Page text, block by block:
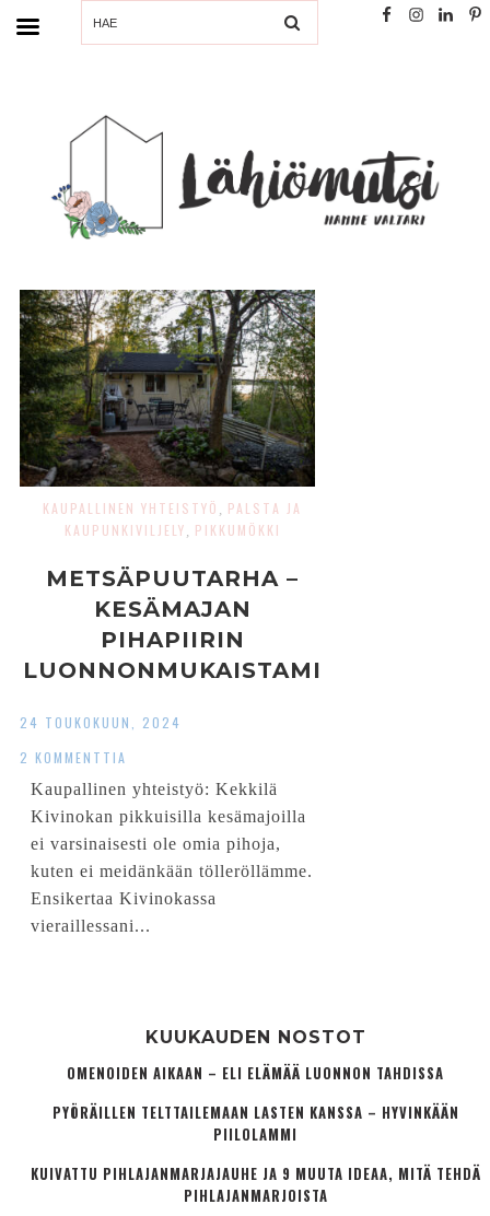
SEARCH
KAUPALLINEN YHTEISTYÖ
PALSTA JA
KAUPUNKIVILJELY
PIKKUMÖKKI
METSÄPUUTARHA –
KESÄMAJAN
PIHAPIIRIN
LUONNONMUKAISTAMI
24 TOUKOKUUN, 2024
2 KOMMENTTIA
Kaupallinen yhteistyö: Kekkilä
Kivinokan pikkuisilla kesämajoilla
ei varsinaisesti ole omia pihoja,
kuten ei meidänkään tölleröllämme.
Ensikertaa Kivinokassa
vieraillessani...
KUUKAUDEN NOSTOT
OMENOIDEN AIKAAN – ELI ELÄMÄÄ LUONNON TAHDISSA
PYÖRÄILLEN TELTTAILEMAAN LASTEN KANSSA – HYVINKÄÄN
PIILOLAMMI
KUIVATTU PIHLAJANMARJAJAUHE JA 9 MUUTA IDEAA, MITÄ TEHDÄ
PIHLAJANMARJOISTA